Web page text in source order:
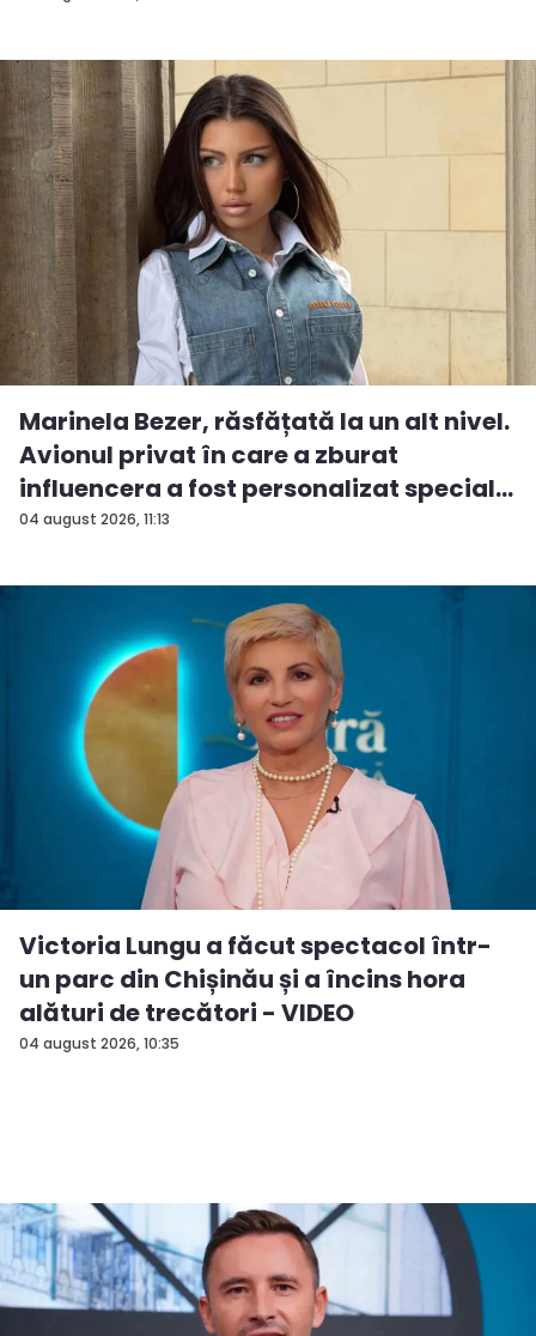
04 august 2026, 11:13
Marinela Bezer, răsfățată la un alt nivel.
Avionul privat în care a zburat
influencera a fost personalizat special...
04 august 2026, 10:35
Victoria Lungu a făcut spectacol într-
un parc din Chișinău și a încins hora
alături de trecători - VIDEO